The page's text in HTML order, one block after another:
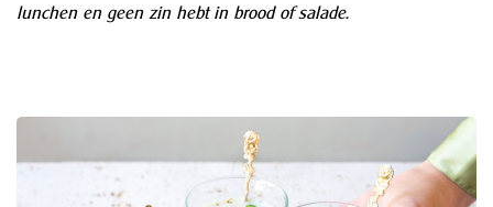
lunchen en geen zin hebt in brood of salade.